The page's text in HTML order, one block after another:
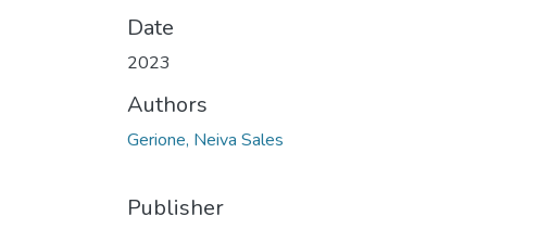
Date
2023
Authors
Gerione, Neiva Sales
Publisher